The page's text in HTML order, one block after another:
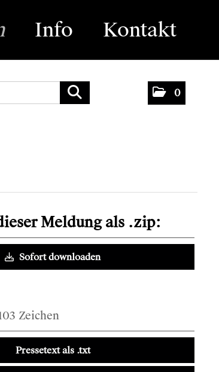
Info Kontakt
0
Meldung als .zip:
Sofort downloaden
Zeichen
Pressetext als .txt